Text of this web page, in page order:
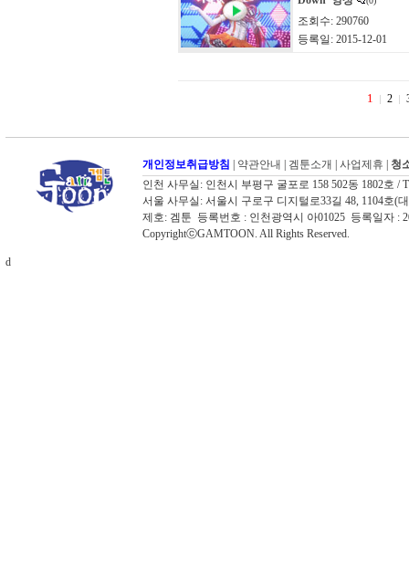
조회수: 290760
등록일: 2015-12-01
1 2
개인정보취급방침 약관안내 겜툰소개 사업제휴
청
인천 사무실: 인천시 부평구 굴포로 158 502동 1802호 /
서울 사무실: 서울시 구로구 디지털로33길 48, 1104호(
제호: 겜툰 등록번호 : 인천광역시 아01025 등록일자 :
CopyrightⓒGAMTOON. All Rights Reserved.
d